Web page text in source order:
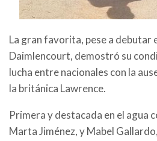
La gran favorita, pese a debutar
Daimlencourt, demostró su
lucha entre nacionales con la
la británica Lawrence.
Primera y destacada en el agua
Marta Jiménez, y Mabel